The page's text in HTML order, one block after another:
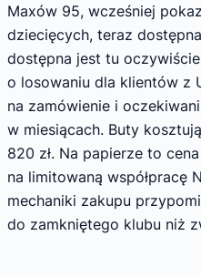
Maxów 95, wcześniej
dziecięcych, teraz
dostępna jest tu
o losowaniu dla klientów z
na zamówienie i
w miesiącach. Buty
820 zł. Na papierze to
na limitowaną współpracę
mechaniki zakupu
do zamkniętego klubu niż